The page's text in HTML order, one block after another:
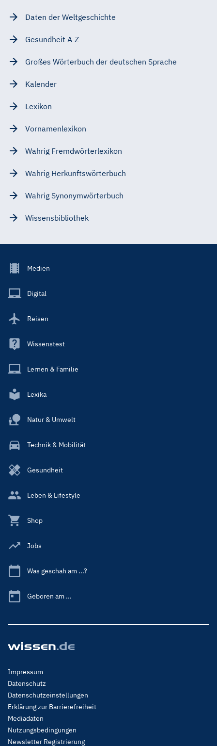
Daten der Weltgeschichte
Gesundheit A-Z
Großes Wörterbuch der deutschen Sprache
Kalender
Lexikon
Vornamenlexikon
Wahrig Fremdwörterlexikon
Wahrig Herkunftswörterbuch
Wahrig Synonymwörterbuch
Wissensbibliothek
Footer
Main
Medien
Digital
Reisen
Wissenstest
Lernen & Familie
Lexika
Natur & Umwelt
Technik & Mobilität
Gesundheit
Leben & Lifestyle
Shop
Jobs
Was geschah am ...?
Geboren am ...
Footer
Menu
Legal
Impressum
Datenschutz
Datenschutzeinstellungen
Erklärung zur Barrierefreiheit
Mediadaten
Nutzungsbedingungen
Newsletter Registrierung